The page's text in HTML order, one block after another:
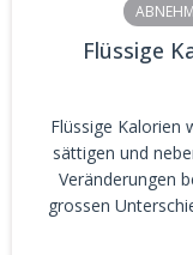
Flüssige
Flüssige Kalorien
sättigen und
Veränderungen
grossen